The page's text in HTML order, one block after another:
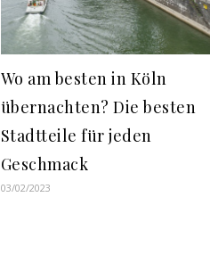
Wo am besten in Köln
übernachten? Die besten
Stadtteile für jeden
Geschmack
03/02/2023